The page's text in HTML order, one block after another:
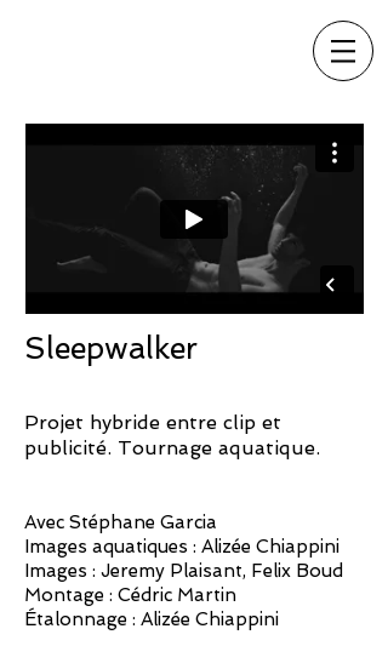
Sleepwalker
Projet hybride entre clip et
publicité. Tournage aquatique.
Avec Stéphane Garcia
Images aquatiques : Alizée Chiappini
Images : Jeremy Plaisant, Felix Boud
Montage : Cédric Martin
Étalonnage : Alizée Chiappini